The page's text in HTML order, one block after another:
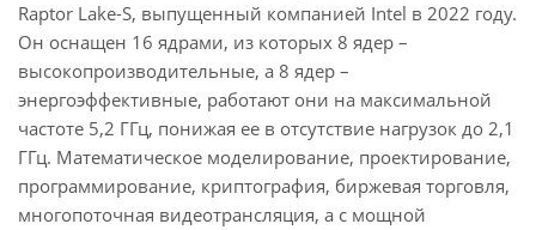
Raptor Lake-S, выпущенный компанией Intel в 2022 году.
Он оснащен 16 ядрами, из которых 8 ядер –
высокопроизводительные, а 8 ядер –
энергоэффективные, работают они на максимальной
частоте 5,2 ГГц, понижая ее в отсутствие нагрузок до 2,1
ГГц. Математическое моделирование, проектирование,
программирование, криптография, биржевая торговля,
многопоточная видеотрансляция, а с мощной